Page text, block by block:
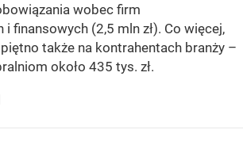
wobec firm
i finansowych (2,5 mln zł). Co więcej,
także na kontrahentach branży –
około 435 tys. zł.